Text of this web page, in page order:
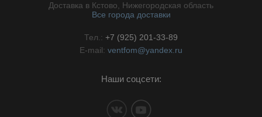
Доставка в Кстово, Нижегородская область
Все города доставки
Тел.: +7 (925) 201-33-89
E-mail: ventfom@yandex.ru
Наши соцсети: